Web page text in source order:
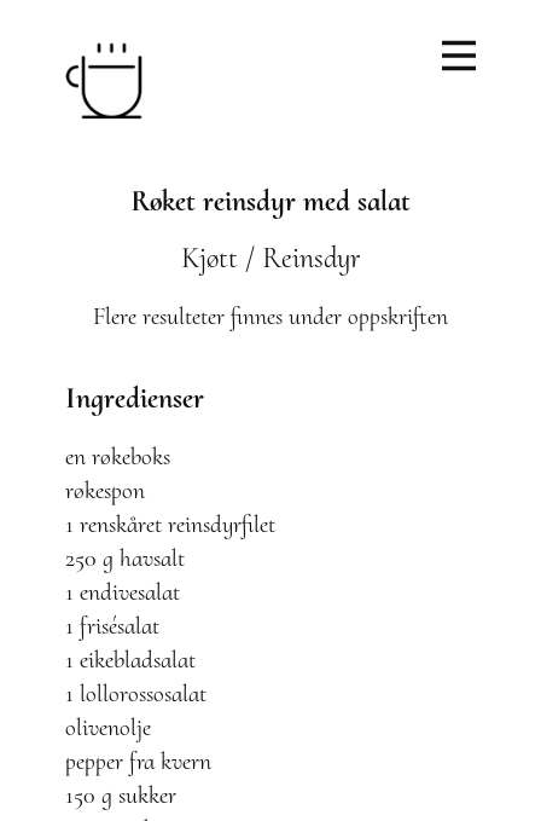
Røket reinsdyr med salat
Kjøtt / Reinsdyr
Flere resulteter finnes under oppskriften
Ingredienser
en røkeboks
røkespon
1 renskåret reinsdyrfilet
250 g havsalt
1 endivesalat
1 frisésalat
1 eikebladsalat
1 lollorossosalat
olivenolje
pepper fra kvern
150 g sukker